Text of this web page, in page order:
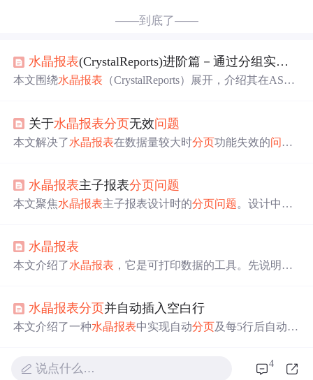
——到底了——
水晶报表(CrystalReports)进阶篇－通过分组实现
本文围绕水晶报表 （CrystalReports）展开，介绍其在ASP.
提出解决脚注位置和空白行补全的
组设置和代码实现方法。
关于水晶报表分页无效问题
本文解决了水晶报表在数据量较大时分页功能失效的问题
导致的分页错误。
水晶报表主子报表分页问题
本文聚焦水晶报表主子报表设计时的分页问题。设计中常
可抑制显示或压缩区域；子报表
关，可去掉‘将对象保持在一起’选项。
水晶报表
本文介绍了水晶报表 ，它是可打印数据的工具。先说明了
集、添加字段、修改属性等，最后讲解打印数据的操作及
七步流程，还提及数据下载。
水晶报表分页并自动插入空白行
本文介绍了一种水晶报表中实现自动分页及每5行后自动插
格式统一。
说点什么… 4